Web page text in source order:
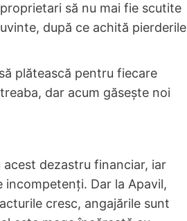
să nu mai fie scutite
după ce achită pierderile
plătească pentru fiecare
dar acum găsește noi
dezastru financiar, iar
Dar la Apavil,
cresc, angajările sunt